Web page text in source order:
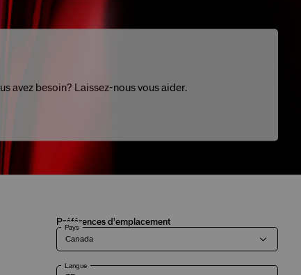
avez besoin? Laissez-nous vous aider.
Préférences d'emplacement
Pays
Langue